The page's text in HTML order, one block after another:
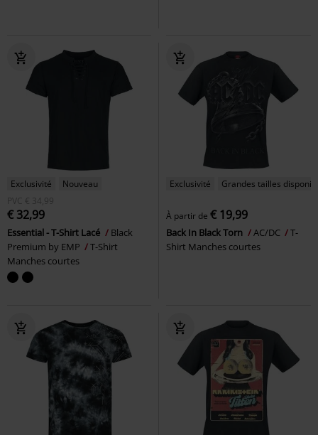
Exclusivité
Nouveau
PVC € 34,99
€ 32,99
Essential - T-Shirt Lacé
Black
Premium by EMP
T-Shirt
Manches courtes
Exclusivité Grandes tailles
À partir de € 19,99
Back In Black Torn AC/DC
T-
Shirt Manches courtes